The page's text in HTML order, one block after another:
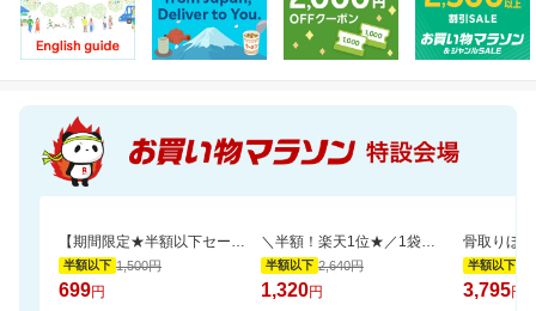
【期間限定★半額以下セール】 大人気『二十五雑穀米450g』が1,500円⇒699円！
半額以下 1,500円
699円
＼半額！楽天1位★／1袋で4.5兆個の乳酸菌を配合！毎日の調子を考えた乳酸菌サプリ
半額以下 2,640円
1,320円
半額以下
3,795円